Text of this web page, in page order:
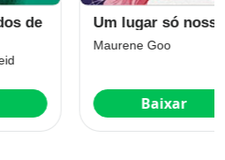
Um lugar só nosso
Maurene Goo
Baixar